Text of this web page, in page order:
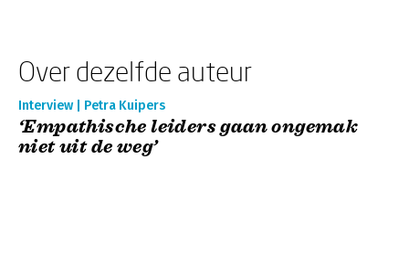
Over dezelfde auteur
Interview | Petra Kuipers
‘Empathische leiders gaan ongemak
niet uit de weg’